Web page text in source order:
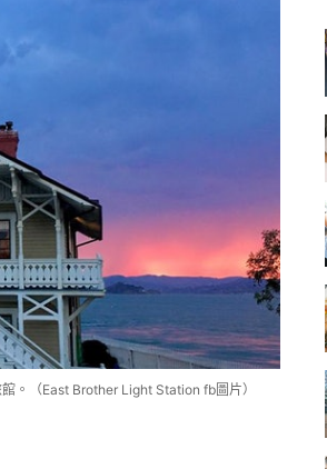
。（East Brother Light Station fb圖片）